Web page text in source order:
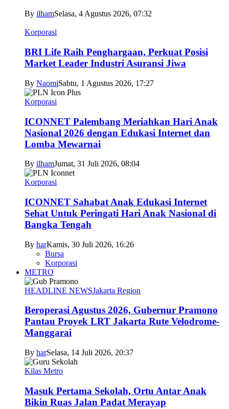
By ilhamSelasa, 4 Agustus 2026, 07:32
Korporasi
BRI Life Raih Penghargaan, Perkuat Posisi
Market Leader Industri Asuransi Jiwa
By NaomiSabtu, 1 Agustus 2026, 17:27
Korporasi
ICONNET Palembang Meriahkan Hari Anak
Nasional 2026 dengan Edukasi Internet dan
Lomba Mewarnai
By ilhamJumat, 31 Juli 2026, 08:04
Korporasi
ICONNET Sahabat Anak Edukasi Internet
Sehat Untuk Peringati Hari Anak Nasional di
Bangka Tengah
By harKamis, 30 Juli 2026, 16:26
Bursa
Korporasi
METRO
HEADLINE NEWSJakarta Region
Beroperasi Agustus 2026, Gubernur Pramono
Pantau Proyek LRT Jakarta Rute Velodrome-
Manggarai
By harSelasa, 14 Juli 2026, 20:37
Kilas Metro
Masuk Pertama Sekolah, Ortu Antar Anak
Bikin Ruas Jalan Padat Merayap